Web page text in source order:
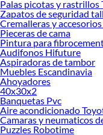
Palas picotas y rastrillos
Zapatos de seguridad
Cremalleras y
Pieceras de cama
Pintura para
Audifonos Hifuture
Aspiradoras de tambor
Muebles Escandinavia
Ahoyadores
40x30x2
Banquetas Pvc
Aire acondicionado
Camaras y neumaticos
Puzzles Robotime